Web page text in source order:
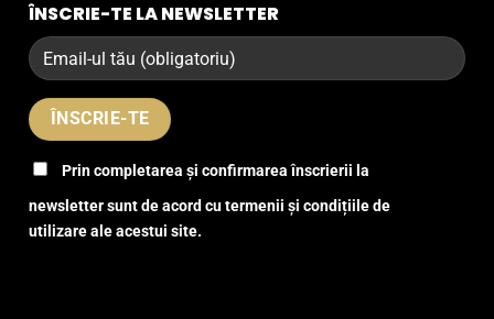
ÎNSCRIE-TE LA NEWSLETTER
Prin completarea și confirmarea înscrierii la
newsletter sunt de acord cu termenii și condițiile de
utilizare ale acestui site.